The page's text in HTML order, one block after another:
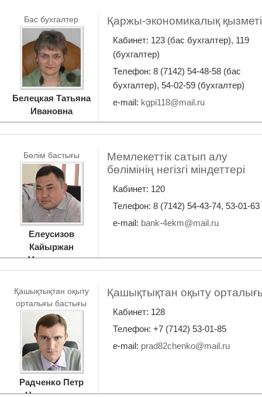
Қаржы-экономикалық қызметі
Бас бухгалтер
Белецкая Татьяна
Ивановна
Кабинет: 123 (бас бухгалтер), 119
(бухгалтер)
Телефон: 8 (7142) 54-48-58 (бас
бухгалтер), 54-02-59 (бухгалтер)
e-mail: kgpi118@mail.ru
Мемлекеттік сатып алу
бөлімінің негізгі міндеттері
Бөлім бастығы
Елеусизов
Кайыржан
Маратович
Кабинет: 120
Телефон: 8 (7142) 54-43-74, 53-01-63
e-mail: bank-4ekm@mail.ru
Қашықтықтан оқыту
Қашықтықтан оқыту
орталығы бастығы
Радченко Петр
Николаевич
Кабинет: 128
Телефон: +7 (7142) 53-01-85
e-mail: prad82chenko@mail.ru